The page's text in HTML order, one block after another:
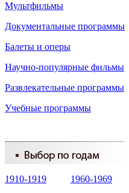
Мультфильмы
Документальные программы
Балеты и оперы
Научно-популярные фильмы
Развлекательные программы
Учебные программы
1910-1919
1960-1969